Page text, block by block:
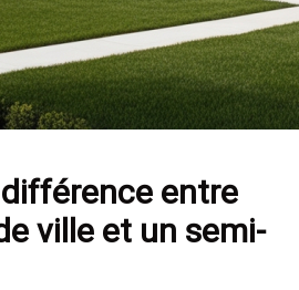
entre
ville et un semi-